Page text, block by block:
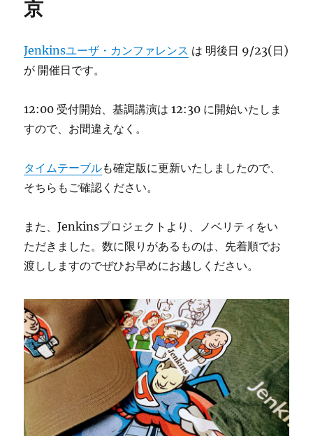
京
Jenkinsユーザ・カンファレンス は 明後日 9/23(日)
が 開催日です。
12:00 受付開始、基調講演は 12:30 に開始いたしま
すので、お間違えなく。
タイムテーブルも確定版に更新いたしましたので、
そちらもご確認ください。
また、Jenkinsプロジェクトより、ノベリティをい
ただきました。数に限りがあるものは、先着順でお
渡ししますのでぜひお早めにお越しください。